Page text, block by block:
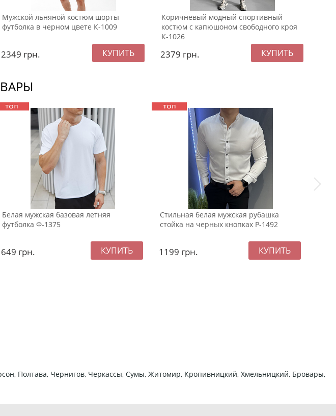
Мужской льняной костюм шорты
футболка в черном цвете К-1009
2349 грн.
Коричневый модный спортивный
костюм с капюшоном свободного кроя
К-1026
2379 грн.
Белая мужская базовая летняя
футболка Ф-1375
649 грн.
Стильная белая мужская рубашка
стойка на черных кнопках Р-1492
1199 грн.
Полтава, Чернигов, Черкассы, Сумы, Житомир, Кропивницкий, Хмельницкий, Бровары,